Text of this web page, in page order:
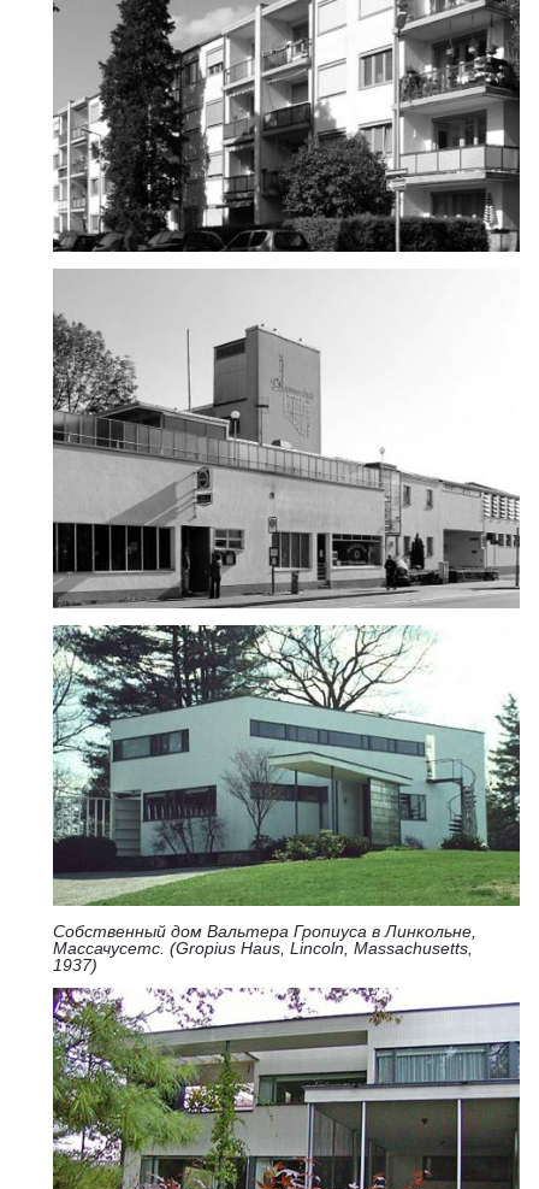
Собственный дом Вальтера Гропиуса в Линкольне,
Массачусетс. (Gropius Haus, Lincoln, Massachusetts,
1937)